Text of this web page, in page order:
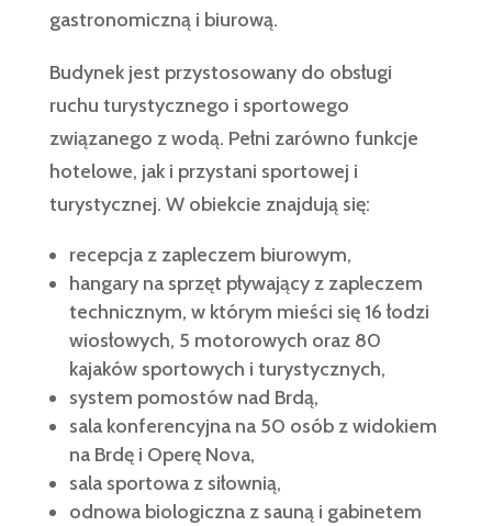
gastronomiczną i biurową.
Budynek jest przystosowany do obsługi
ruchu turystycznego i sportowego
związanego z wodą. Pełni zarówno funkcje
hotelowe, jak i przystani sportowej i
turystycznej. W obiekcie znajdują się:
recepcja z zapleczem biurowym,
hangary na sprzęt pływający z zapleczem
technicznym, w którym mieści się 16 łodzi
wiosłowych, 5 motorowych oraz 80
kajaków sportowych i turystycznych,
system pomostów nad Brdą,
sala konferencyjna na 50 osób z widokiem
na Brdę i Operę Nova,
sala sportowa z siłownią,
odnowa biologiczna z sauną i gabinetem